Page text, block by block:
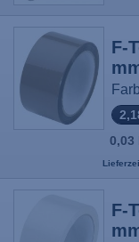
F-
0,03
F-